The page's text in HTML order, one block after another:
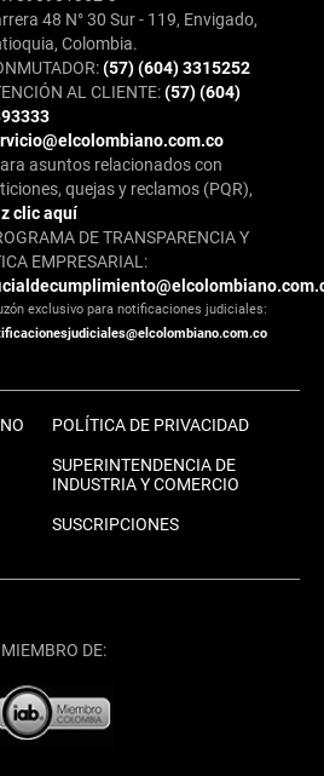
48 N° 30 Sur - 119, Envigado,
Colombia.
(57) (604) 3315252
AL CLIENTE:(57) (604)
asuntos relacionados con
quejas y reclamos (PQR),
clic aquí
DE TRANSPARENCIA Y
EMPRESARIAL:
exclusivo para notificaciones judiciales:
POLÍTICA DE PRIVACIDAD
SUPERINTENDENCIA DE
INDUSTRIA Y COMERCIO
SUSCRIPCIONES
MIEMBRO DE: